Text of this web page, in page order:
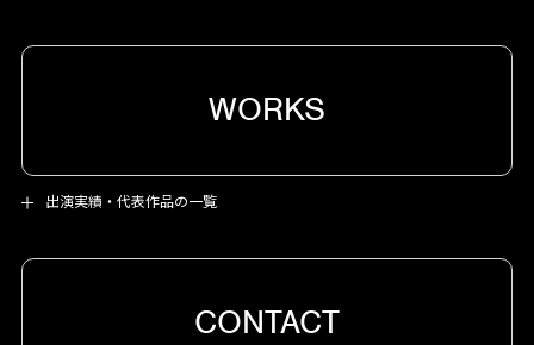
WORKS
出演実績・代表作品の一覧
CONTACT